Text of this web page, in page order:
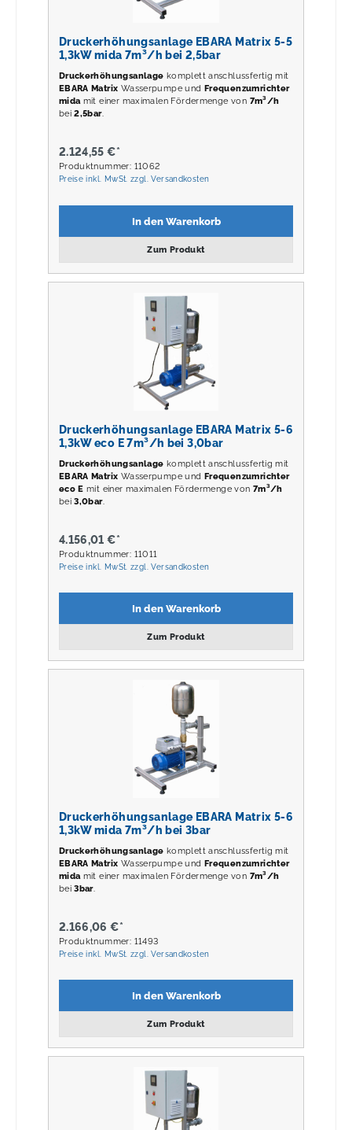
Druckerhöhungsanlage EBARA Matrix 5-5
1,3kW mida 7m³/h bei 2,5bar
Druckerhöhungsanlage komplett anschlussfertig mit
EBARA Matrix Wasserpumpe und Frequenzumrichter
mida mit einer maximalen Fördermenge von 7m³/h
bei2,5bar.
2.124,55 €*
Produktnummer: 11062
Preise inkl. MwSt. zzgl. Versandkosten
In den Warenkorb
Zum Produkt
Druckerhöhungsanlage EBARA Matrix 5-6
1,3kW eco E 7m³/h bei 3,0bar
Druckerhöhungsanlage komplett anschlussfertig mit
EBARA Matrix Wasserpumpe und Frequenzumrichter
eco Emit einer maximalen Fördermenge von 7m³/h
bei3,0bar.
4.156,01 €*
Produktnummer: 11011
Preise inkl. MwSt. zzgl. Versandkosten
In den Warenkorb
Zum Produkt
Druckerhöhungsanlage EBARA Matrix 5-6
1,3kW mida 7m³/h bei 3bar
Druckerhöhungsanlage komplett anschlussfertig mit
EBARA Matrix Wasserpumpe und Frequenzumrichter
mida mit einer maximalen Fördermenge von 7m³/h
bei3bar.
2.166,06 €*
Produktnummer: 11493
Preise inkl. MwSt. zzgl. Versandkosten
In den Warenkorb
Zum Produkt